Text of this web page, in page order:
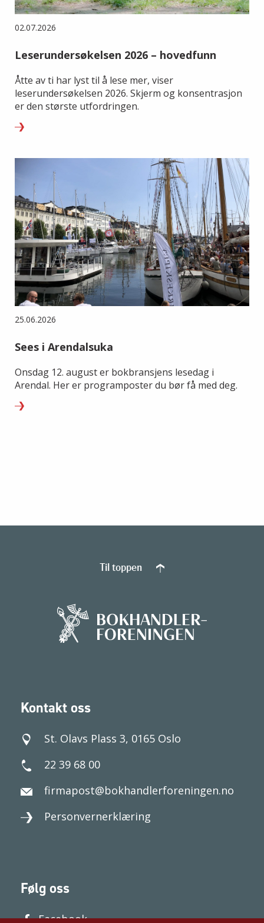
02.07.2026
Leserundersøkelsen 2026 – hovedfunn
Åtte av ti har lyst til å lese mer, viser
leserundersøkelsen 2026. Skjerm og konsentrasjon
er den største utfordringen.
25.06.2026
Sees i Arendalsuka
Onsdag 12. august er bokbransjens lesedag i
Arendal. Her er programposter du bør få med deg.
Kontakt oss
St. Olavs Plass 3, 0165 Oslo
22 39 68 00
firmapost@bokhandlerforeningen.no
Personvernerklæring
Følg oss
Facebook
Til toppen